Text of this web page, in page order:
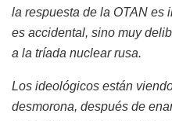
la respuesta de la OTAN es
es accidental, sino muy
a la tríada nuclear rusa.
Los ideológicos están
desmorona, después de